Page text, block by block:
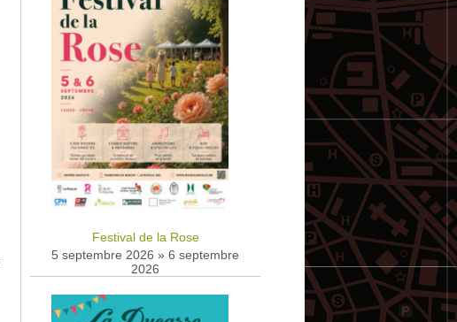
Festival de la Rose
5 septembre 2026 » 6 septembre
2026